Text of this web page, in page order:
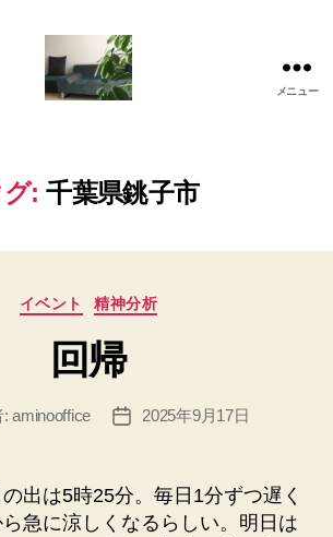
美
(お
も
あ
の
ブ
グ
メニュー
: 千葉県銚子市
カ
ゴ
リ
イベント 精神分析
回帰
:aminooffice
投
2025年9月17日
出は5時25分。毎日1分ずつ遅く
急に涼しくなるらしい。明日は